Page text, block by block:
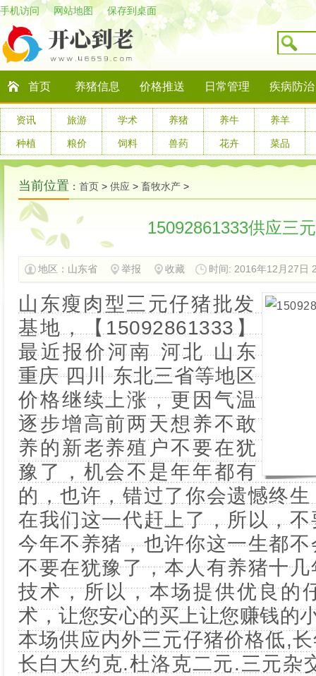
手机访问 网站地图 保存到桌面
首页 养猪信息 价格推送 日常管理 疾病防治
资讯 旅游 学术 养猪 养牛 养羊
种植 粮价 饲料 兽药 花卉 菜品
当前位置 ： 首页 > 供应 > 畜牧水产 >
15092861333供应三
地区： 山东省 举报 收藏 时间: 2016年12月27日
山东瘦肉型三元仔猪批发
基地，【15092861333】
最近报价河南 河北 山东
重庆 四川 东北三省等地区
价格继续上涨，更因气温
逐步增高前两天想养不敢
养的新老养殖户不要在犹
豫了，机会不是年年都有
的，也许，错过了你会遗憾终
在我们这一代赶上了，所以，
今年不养猪，也许你这一生都
不要在犹豫了，本人有养猪十
技术，所以，本场提供优良的
术，让您安心的买上让您赚钱的
本场供应内外三元仔猪价格低,
长白大约克.杜洛克二元.三元杂